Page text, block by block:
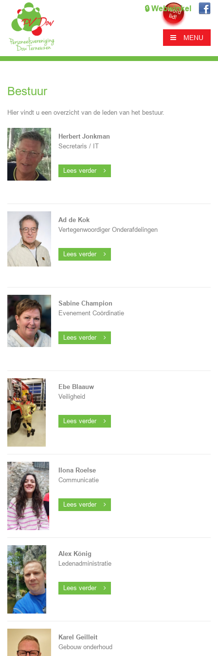
🔒 Webwinkel
MENU
Bestuur
Hier vindt u een overzicht van de leden van het bestuur.
Herbert Jonkman
Secretaris / IT
Lees verder
Ad de Kok
Vertegenwoordiger Onderafdelingen
Lees verder
Sabine Champion
Evenement Coördinatie
Lees verder
Ebe Blaauw
Veiligheid
Lees verder
Ilona Roelse
Communicatie
Lees verder
Alex König
Ledenadministratie
Lees verder
Karel Geilleit
Gebouw onderhoud